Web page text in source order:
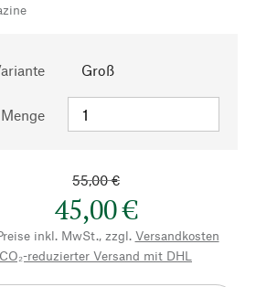
Groß
Menge
55,00 €
45,00 €
inkl. MwSt., zzgl. Versandkosten
CO₂-reduzierter Versand mit DHL